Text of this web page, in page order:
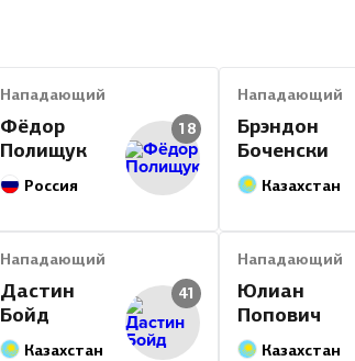
Нападающий
Фёдор
Полищук
Россия
18
Нападающий
Брэндон
Боченски
Казахстан
Нападающий
Дастин
Бойд
Казахстан
41
Нападающий
Юлиан
Попович
Казахстан